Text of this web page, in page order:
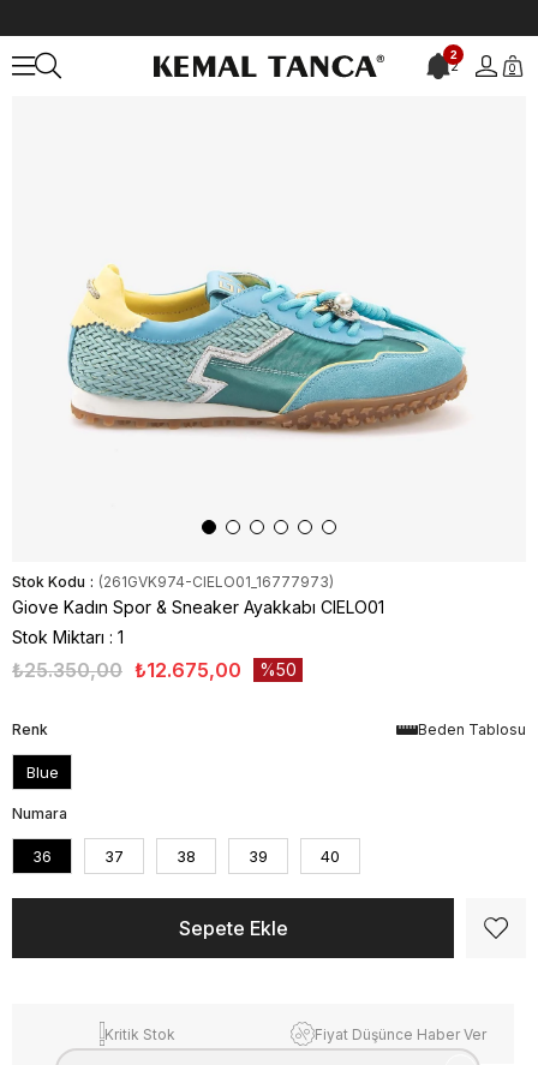
2
2 0
Stok Kodu (261GVK974-CIELO01_16777973)
Giove Kadın Spor & Sneaker Ayakkabı CIELO01
Stok Miktarı : 1
₺25.350,00 ₺12.675,00 50
Beden Tablosu
Renk
Blue
Numara
36 37 38 39 40
Kritik Stok Fiyat Düşünce Haber Ver